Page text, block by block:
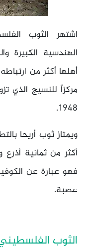
اشتهر الثوب
الهندسية الكبيرة
أهلها أكثر من
مركزاً للنسيج الذي
1948.
ويمتاز ثوب أريحا
أكثر من ثمانية
فهو عبارة عن
عصبة.
الثوب